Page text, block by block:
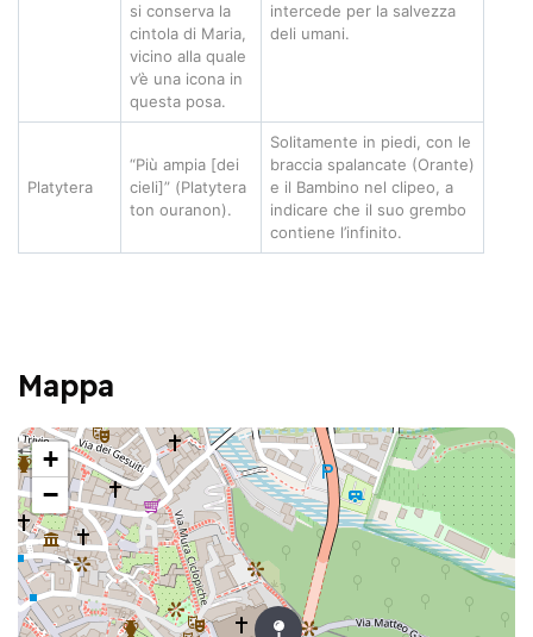
si conserva la
cintola di Maria,
vicino alla quale
v’è una icona in
questa posa.
intercede per la salvezza
deli umani.
Platytera
“Più ampia [dei
cieli]” (Platytera
ton ouranon).
Solitamente in piedi, con le
braccia spalancate (Orante)
e il Bambino nel clipeo, a
indicare che il suo grembo
contiene l’infinito.
Mappa
+
−